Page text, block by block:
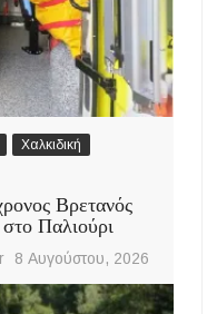
Χαλκιδική
Βρετανός
Παλιούρι
8 Αυγούστου, 2026